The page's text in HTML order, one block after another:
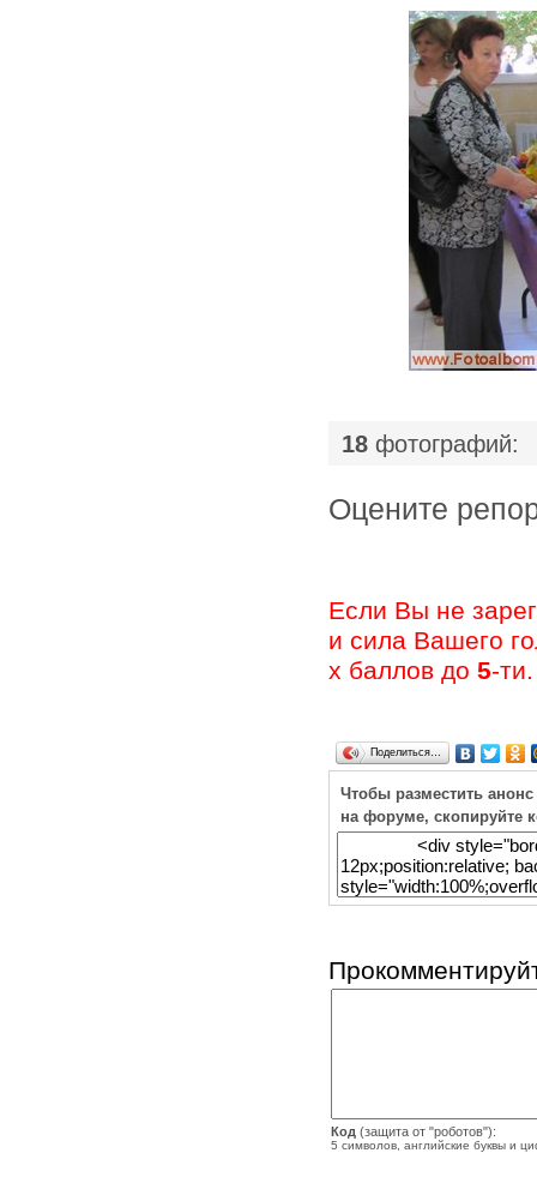
18 фотографий:
Оцените
Если Вы не
и сила Вашего
х баллов до 5-ти.
Поделиться…
Чтобы разместить
на форуме, скопируйте
Код (защита от "роботов"):
5 символов, английские буквы и